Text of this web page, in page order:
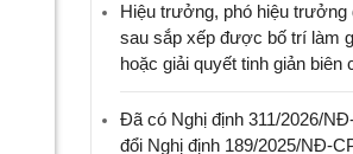
Hiệu trưởng, phó hiệu trưởng
sau sắp xếp được bố trí làm
hoặc giải quyết tinh giản biên
Đã có Nghị định 311/2026/
đổi Nghị định 189/2025/NĐ-